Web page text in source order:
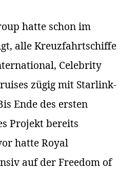
hatte schon im
alle Kreuzfahrtschiffe
Celebrity
zügig mit Starlink-
Ende des ersten
Projekt bereits
hatte Royal
auf der Freedom of